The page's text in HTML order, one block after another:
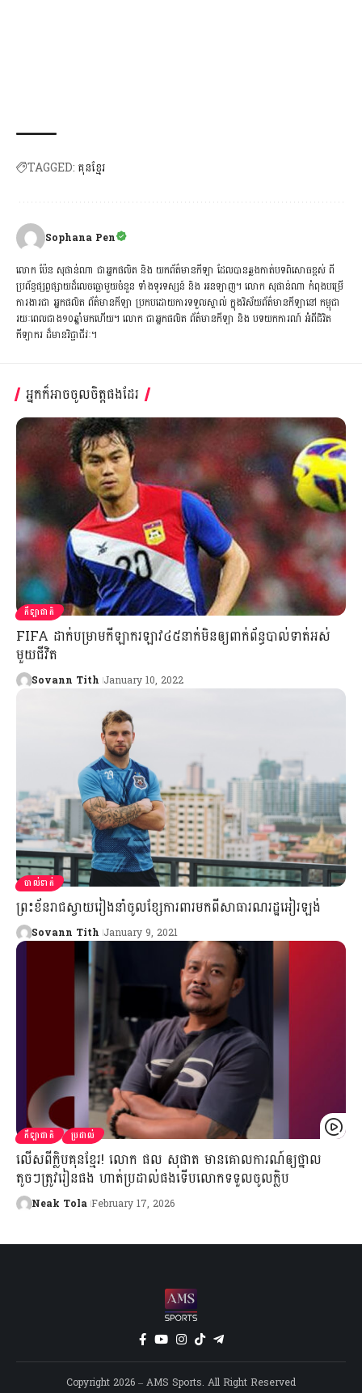
TAGGED: គុនខ្មែរ
Sophana Pen
លោក ប៉ែន សុផាន់ណា ជាអ្នកផលិត និង យកព័ត៌មានកីឡា ដែលបានឆ្លងកាត់បទពិសោធខ្ពស់ ពី
ប្រព័ន្ធផ្សព្វផ្សាយដ៏លេចធ្លោមួយចំនួន ទាំងទូរទស្សន៍ និង អនឡាញ។ លោក សុផាន់ណា កំពុងបម្រើ
ការងារជា អ្នកផលិត ព័ត៌មានកីឡា ប្រកបដោយការទទួលស្គាល់ ក្នុងវិស័យព័ត៌មានកីឡានៅ កម្ពុជា
រយៈពេលជាង១០ឆ្នាំមកហើយ។ លោក ជាអ្នកផលិត ព័ត៌មានកីឡា និង បទយកការណ៍ អំពីជិវិត
កីឡាករ ដ៏មានវិជ្ជាជីវៈ។
អ្នកក៏អាចចូលចិត្តផងដែរ
កីឡាជាតិ
FIFA ដាក់បម្រាមកីឡាករឡាវ៤៥នាក់មិនឲ្យពាក់ព័ន្ធបាល់ទាត់អស់
មួយជីវិត
Sovann Tith January 10, 2022
បាល់ទាត់
ព្រះខ័នរាជស្វាយរៀងនាំចូលខ្សែការពារមកពីសាធារណរដ្ឋអៀរឡង់
Sovann Tith January 9, 2021
កីឡាជាតិ ប្រដាល់
លើសពីក្លិបគុនខ្មែរ! លោក ផល សុផាត មានគោលការណ៍ឲ្យថ្នាល
តូចៗត្រូវរៀនផង ហាត់ប្រដាល់ផងទើបលោកទទួលចូលក្លិប
Neak Tola February 17, 2026
Copyright 2026 – AMS Sports. All Right Reserved